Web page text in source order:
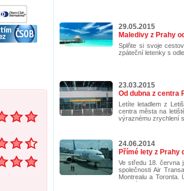
29.05.2015
Maledivy z Prahy
Splňte si svoje
zpáteční letenky s
23.03.2015
Od dubna z centra
Letíte letadlem z
centra města na
výraznému zrychlení
24.06.2014
Přímé lety z Prahy
Ve středu 18. června
společnosti Air
Montrealu a Toronta.
lince létat.